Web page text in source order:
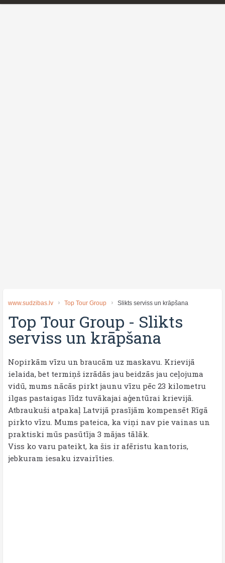
www.sudzibas.lv Top Tour Group Slikts serviss un krāpšana
Top Tour Group - Slikts
serviss un krāpšana
Nopirkām vīzu un braucām uz maskavu. Krievijā
ielaida, bet termiņš izrādās jau beidzās jau ceļojuma
vidū, mums nācās pirkt jaunu vīzu pēc 23 kilometru
ilgas pastaigas līdz tuvākajai aģentūrai krievijā.
Atbraukuši atpakaļ Latvijā prasījām kompensēt Rīgā
pirkto vīzu. Mums pateica, ka viņi nav pie vainas un
praktiski mūs pasūtīja 3 mājas tālāk.
Viss ko varu pateikt, ka šis ir afēristu kantoris,
jebkuram iesaku izvairīties.